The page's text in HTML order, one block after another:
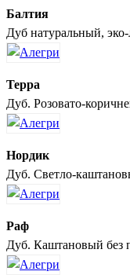
Балтия
Дуб натуральный, эко-
Терра
Дуб. Розовато-
Нордик
Дуб. Светло-
Раф
Дуб. Каштановый без